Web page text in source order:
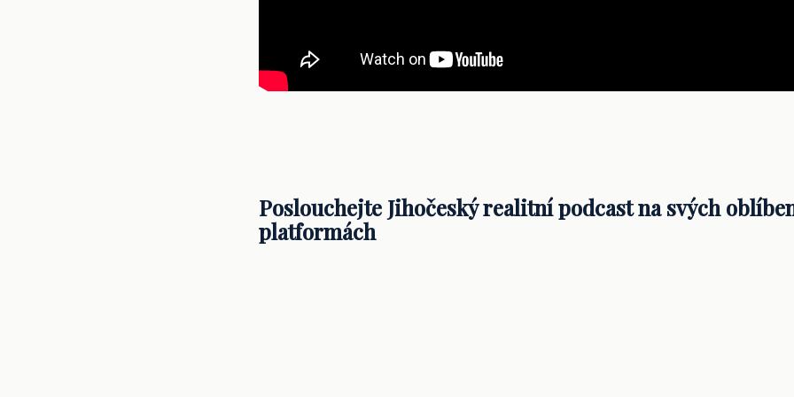
Poslouchejte Jihočeský realitní podcast na svých
platformách